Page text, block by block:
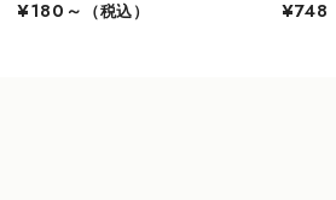
¥180～
（税込）
¥748